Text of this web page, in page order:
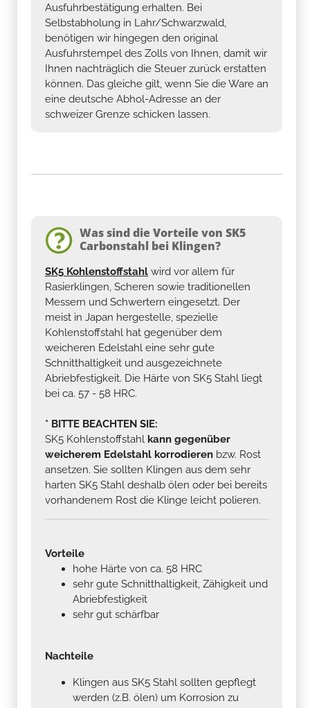
Ausfuhrbestätigung erhalten. Bei
Selbstabholung in Lahr/Schwarzwald,
benötigen wir hingegen den original
Ausfuhrstempel des Zolls von Ihnen, damit wir
Ihnen nachträglich die Steuer zurück erstatten
können. Das gleiche gilt, wenn Sie die Ware an
eine deutsche Abhol-Adresse an der
schweizer Grenze schicken lassen.
Was sind die Vorteile von SK5
Carbonstahl bei Klingen?
SK5 Kohlenstoffstahl wird vor allem für
Rasierklingen, Scheren sowie traditionellen
Messern und Schwertern eingesetzt. Der
meist in Japan hergestelle, spezielle
Kohlenstoffstahl hat gegenüber dem
weicheren Edelstahl eine sehr gute
Schnitthaltigkeit und ausgezeichnete
Abriebfestigkeit. Die Härte von SK5 Stahl liegt
bei ca. 57 - 58 HRC.
* BITTE BEACHTEN SIE:
SK5 Kohlenstoffstahl kann gegenüber
weicherem Edelstahl korrodieren bzw. Rost
ansetzen. Sie sollten Klingen aus dem sehr
harten SK5 Stahl deshalb ölen oder bei bereits
vorhandenem Rost die Klinge leicht polieren.
Vorteile
hohe Härte von ca. 58 HRC
sehr gute Schnitthaltigkeit, Zähigkeit und
Abriebfestigkeit
sehr gut schärfbar
Nachteile
Klingen aus SK5 Stahl sollten gepflegt
werden (z.B. ölen) um Korrosion zu